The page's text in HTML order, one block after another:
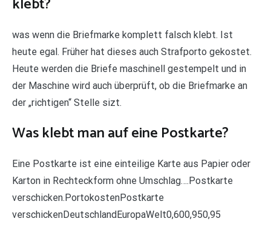
was wenn die Briefmarke komplett falsch klebt. Ist
heute egal. Früher hat dieses auch Strafporto gekostet.
Heute werden die Briefe maschinell gestempelt und in
der Maschine wird auch überprüft, ob die Briefmarke an
der „richtigen“ Stelle sizt.
Was klebt man auf eine Postkarte?
Eine Postkarte ist eine einteilige Karte aus Papier oder
Karton in Rechteckform ohne Umschlag….Postkarte
verschicken.PortokostenPostkarte
verschickenDeutschlandEuropaWelt0,600,950,95